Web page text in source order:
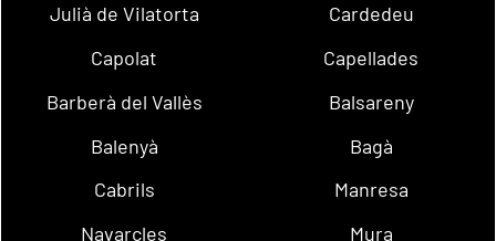
Julià de Vilatorta
Cardedeu
Capolat
Capellades
Barberà del Vallès
Balsareny
Balenyà
Bagà
Cabrils
Manresa
Navarcles
Mura